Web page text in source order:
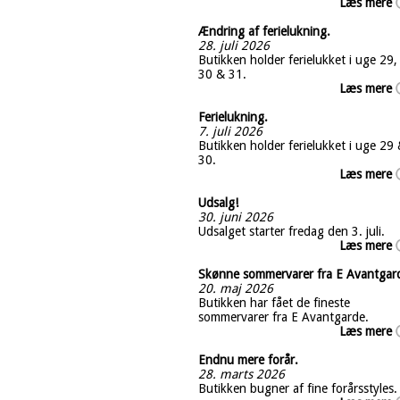
Ændring af ferielukning.
28. juli 2026
Butikken holder ferielukket i uge 29,
30 & 31.
Læs mere
Ferielukning.
7. juli 2026
Butikken holder ferielukket i uge 29
30.
Læs mere
Udsalg!
30. juni 2026
Udsalget starter fredag den 3. juli.
Læs mere
Skønne sommervarer fra E
20. maj 2026
Butikken har fået de fineste
sommervarer fra E Avantgarde.
Læs mere
Endnu mere forår.
28. marts 2026
Butikken bugner af fine forårsstyles.